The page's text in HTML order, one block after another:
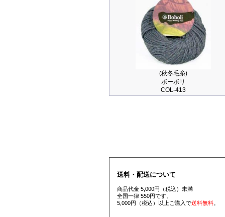
(秋冬毛糸)
ボーボリ
COL-413
送料・配送について
商品代金 5,000円（税込）未満
全国一律 550円です。
5,000円（税込）以上ご購入で送料無料。